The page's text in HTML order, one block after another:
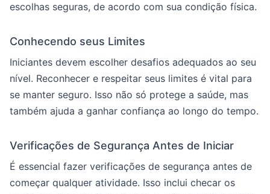
escolhas seguras, de acordo com sua condição física.
Conhecendo seus Limites
Iniciantes devem escolher desafios adequados ao seu
nível. Reconhecer e respeitar seus limites é vital para
se manter seguro. Isso não só protege a saúde, mas
também ajuda a ganhar confiança ao longo do tempo.
Verificações de Segurança Antes de Iniciar
É essencial fazer verificações de segurança antes de
começar qualquer atividade. Isso inclui checar os